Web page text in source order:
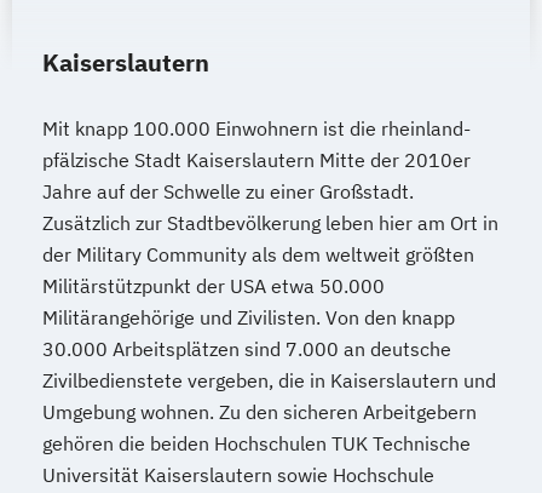
Kaiserslautern
Mit knapp 100.000 Einwohnern ist die rheinland-
pfälzische Stadt Kaiserslautern Mitte der 2010er
Jahre auf der Schwelle zu einer Großstadt.
Zusätzlich zur Stadtbevölkerung leben hier am Ort in
der Military Community als dem weltweit größten
Militärstützpunkt der USA etwa 50.000
Militärangehörige und Zivilisten. Von den knapp
30.000 Arbeitsplätzen sind 7.000 an deutsche
Zivilbedienstete vergeben, die in Kaiserslautern und
Umgebung wohnen. Zu den sicheren Arbeitgebern
gehören die beiden Hochschulen TUK Technische
Universität Kaiserslautern sowie Hochschule